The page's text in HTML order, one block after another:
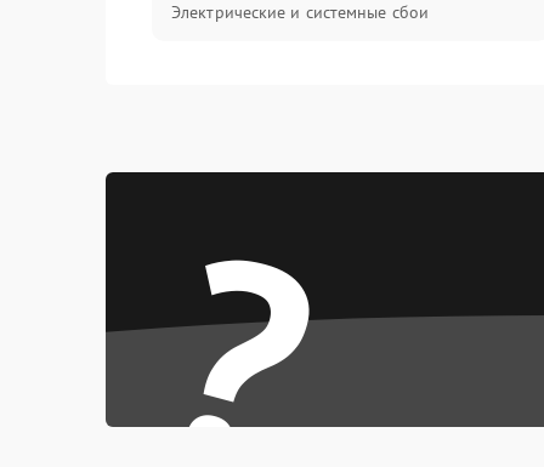
Электрические и системные сбои
Система охлаждения
?